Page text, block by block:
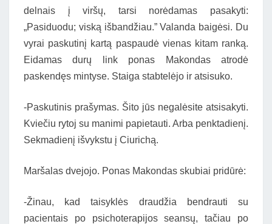
delnais į viršų, tarsi norėdamas pasakyti:
„Pasiduodu; viską išbandžiau.” Valanda baigėsi. Du
vyrai paskutinį kartą paspaudė vienas kitam ranką.
Eidamas durų link ponas Makondas atrodė
paskendęs mintyse. Staiga stabtelėjo ir atsisuko.
-Paskutinis prašymas. Šito jūs negalėsite atsisakyti.
Kviečiu rytoj su manimi papietauti. Arba penktadienį.
Sekmadienį išvykstu į Ciurichą.
Maršalas dvejojo. Ponas Makondas skubiai pridūrė:
-Žinau, kad taisyklės draudžia bendrauti su
pacientais po psichoterapijos seansų, tačiau po